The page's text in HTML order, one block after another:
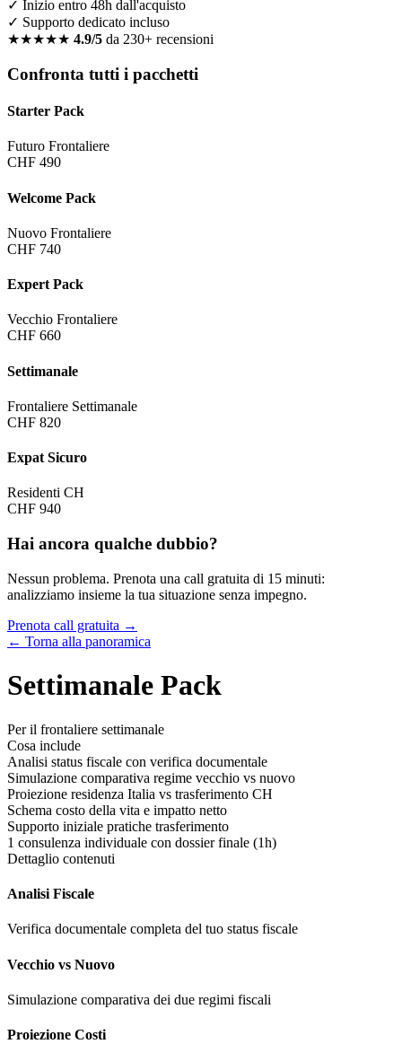
✓ Inizio entro 48h dall'acquisto
✓ Supporto dedicato incluso
★★★★★ 4.9/5 da 230+ recensioni
Confronta tutti i pacchetti
Starter Pack
Futuro Frontaliere
CHF 490
Welcome Pack
Nuovo Frontaliere
CHF 740
Expert Pack
Vecchio Frontaliere
CHF 660
Settimanale
Frontaliere Settimanale
CHF 820
Expat Sicuro
Residenti CH
CHF 940
Hai ancora qualche dubbio?
Nessun problema. Prenota una call gratuita di 15 minuti:
analizziamo insieme la tua situazione senza impegno.
Prenota call gratuita →
← Torna alla panoramica
Settimanale Pack
Per il frontaliere settimanale
Cosa include
Analisi status fiscale con verifica documentale
Simulazione comparativa regime vecchio vs nuovo
Proiezione residenza Italia vs trasferimento CH
Schema costo della vita e impatto netto
Supporto iniziale pratiche trasferimento
1 consulenza individuale con dossier finale (1h)
Dettaglio contenuti
Analisi Fiscale
Verifica documentale completa del tuo status fiscale
Vecchio vs Nuovo
Simulazione comparativa dei due regimi fiscali
Proiezione Costi